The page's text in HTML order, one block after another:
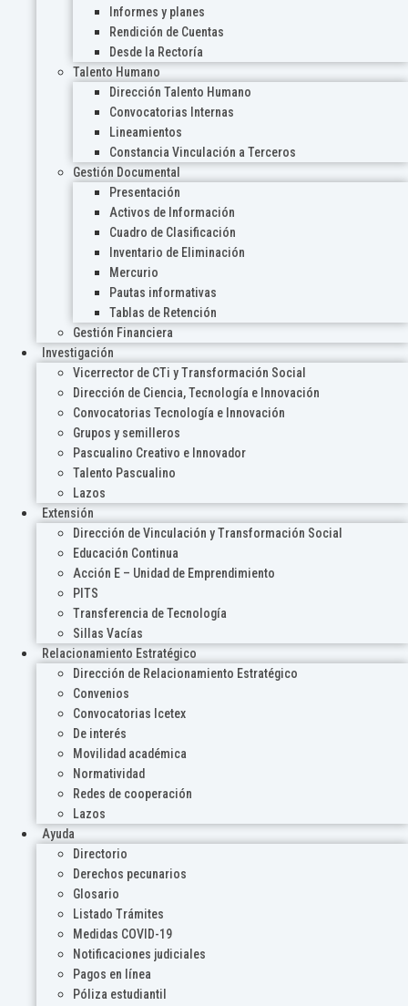
Informes y planes
Rendición de Cuentas
Desde la Rectoría
Talento Humano
Dirección Talento Humano
Convocatorias Internas
Lineamientos
Constancia Vinculación a Terceros
Gestión Documental
Presentación
Activos de Información
Cuadro de Clasificación
Inventario de Eliminación
Mercurio
Pautas informativas
Tablas de Retención
Gestión Financiera
Investigación
Vicerrector de CTi y Transformación Social
Dirección de Ciencia, Tecnología e Innovación
Convocatorias Tecnología e Innovación
Grupos y semilleros
Pascualino Creativo e Innovador
Talento Pascualino
Lazos
Extensión
Dirección de Vinculación y Transformación Social
Educación Continua
Acción E – Unidad de Emprendimiento
PITS
Transferencia de Tecnología
Sillas Vacías
Relacionamiento Estratégico
Dirección de Relacionamiento Estratégico
Convenios
Convocatorias Icetex
De interés
Movilidad académica
Normatividad
Redes de cooperación
Lazos
Ayuda
Directorio
Derechos pecunarios
Glosario
Listado Trámites
Medidas COVID-19
Notificaciones judiciales
Pagos en línea
Póliza estudiantil